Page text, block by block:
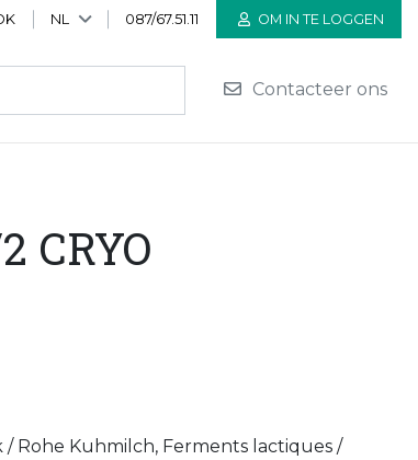
NL 087/67.51.11 OM IN TE LOGGEN
Contacteer ons
CRYO
Rohe Kuhmilch, Ferments lactiques /